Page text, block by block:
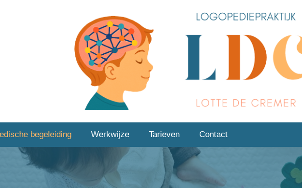
begeleiding Werkwijze Tarieven Contact